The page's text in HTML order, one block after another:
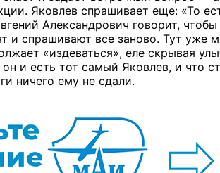
Яковлев спрашивает еще: «То
Александрович говорит,
и спрашивают все заново. Тут уже
«издеваться», еле скрывая
и есть тот самый Яковлев, и что
ничего ему не сдали.